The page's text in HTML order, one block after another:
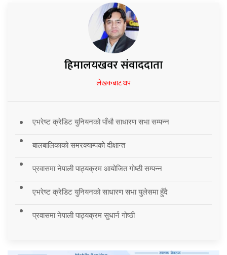
हिमालयखवर संवाददाता
लेखकबाट थप
एभरेष्ट क्रेडिट युनियनको पाँचौ साधारण सभा सम्पन्न
बालबालिकाको समरक्याम्पको दीक्षान्त
प्रवासमा नेपाली पाठ्यक्रम आयोजित गोष्ठी सम्पन्न
एभरेष्ट क्रेडिट युनियनको साधारण सभा युलेसमा हुँदै
प्रवासमा नेपाली पाठ्यक्रम सुधार्न गोष्ठी